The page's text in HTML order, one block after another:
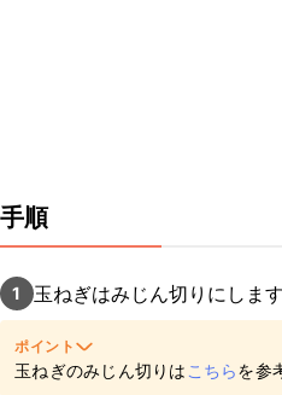
手順
1 玉ねぎはみじん切りにします
ポイント
玉ねぎのみじん切りは こちらを参